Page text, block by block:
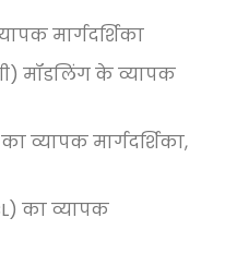
मार्गदर्शिका
मॉडलिंग के व्यापक
व्यापक मार्गदर्शिका,
का व्यापक